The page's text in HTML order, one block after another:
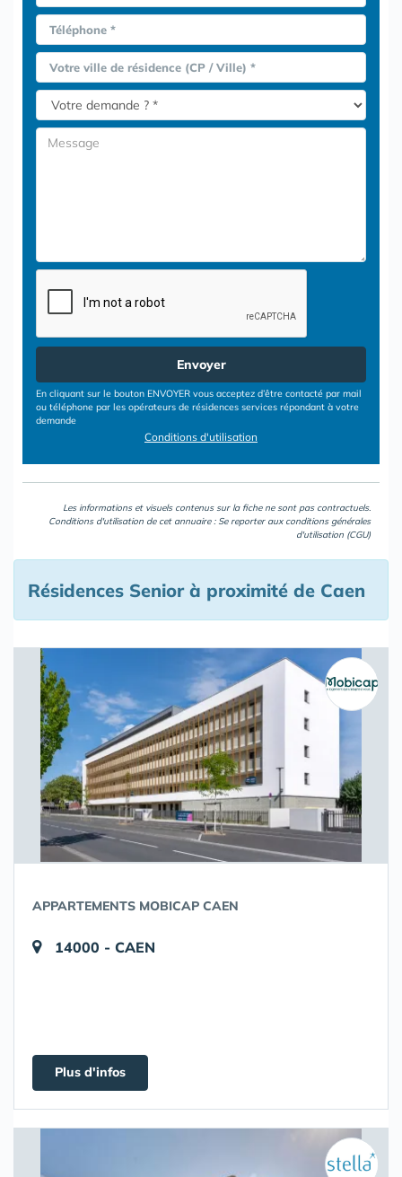
Téléphone *
Votre ville de résidence (CP / Ville) *
Envoyer
En cliquant sur le bouton ENVOYER vous acceptez d’être contacté par mail
ou téléphone par les opérateurs de résidences services répondant à votre
demande
Conditions d'utilisation
Les informations et visuels contenus sur la fiche ne sont pas contractuels.
Conditions d'utilisation de cet annuaire : Se reporter aux conditions générales
d'utilisation (CGU)
Résidences Senior à proximité de Caen
APPARTEMENTS MOBICAP CAEN
14000 - CAEN
Plus d'infos